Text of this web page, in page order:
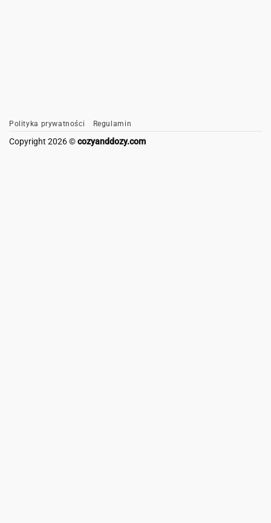
Polityka prywatności Regulamin
Copyright 2026 ©cozyanddozy.com